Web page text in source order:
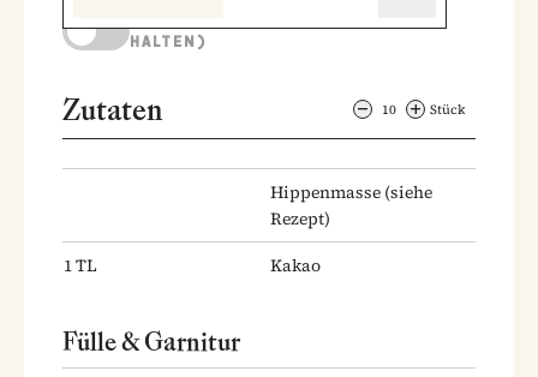
HALTEN)
Zutaten 10 Stück
Hippenmasse (siehe
Rezept)
1TL Kakao
Fülle & Garnitur